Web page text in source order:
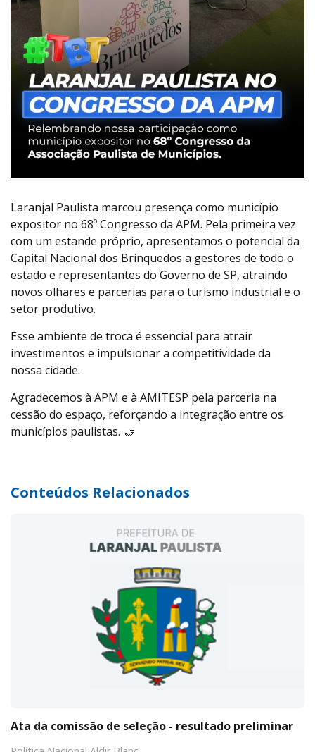
Laranjal Paulista marcou presença como município
expositor no 68º Congresso da APM. Pela primeira vez
com um estande próprio, apresentamos o potencial da
Capital Nacional dos Brinquedos a gestores de todo o
estado e representantes do Governo de SP, atraindo
novos olhares e parcerias para o turismo industrial e o
setor produtivo.
Esse ambiente de troca é essencial para atrair
investimentos e impulsionar a competitividade da
nossa cidade.
Agradecemos à APM e à AMITESP pela parceria na
cessão do espaço, reforçando a integração entre os
municípios paulistas. 🤝
Conteúdos Relacionados
Ata da comissão de seleção - resultado preliminar